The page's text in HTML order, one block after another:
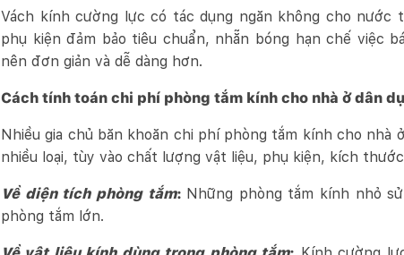
Vách kính cường lực có tác dụng ngăn không cho nước
phụ kiện đảm bảo tiêu chuẩn, nhẵn bóng hạn chế việc
nên đơn giản và dễ dàng hơn.
Cách tính toán chi phí phòng tắm kính cho nhà ở dân
Nhiều gia chủ băn khoăn chi phí phòng tắm kính cho
nhiều loại, tùy vào chất lượng vật liệu, phụ kiện, kích
Về diện tích phòng tắm: Những phòng tắm kính nhỏ
phòng tắm lớn.